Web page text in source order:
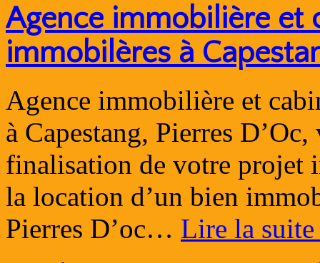
Agence immobilière et
immobilères à
Agence immobilière et
à Capestang, Pierres
finalisation de votre projet
la location d’un bien
Pierres D’oc… Lire la